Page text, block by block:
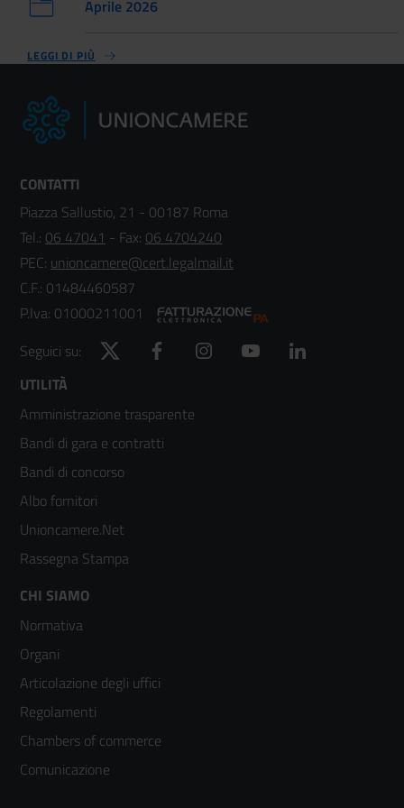
Aprile 2026
LEGGI DI PIÙ
CONTATTI
Piazza Sallustio, 21 - 00187 Roma
Tel.: 06 47041 - Fax: 06 4704240
PEC: unioncamere@cert.legalmail.it
C.F.: 01484460587
P.Iva: 01000211001
Seguici su:
Twitter Facebook Instagram YouTube
Footer
menù
colonna
2
UTILITÀ
Amministrazione trasparente
Bandi di gara e contratti
Bandi di concorso
Albo fornitori
Unioncamere.Net
Rassegna Stampa
Footer
menù
colonna
3
CHI SIAMO
Normativa
Organi
Articolazione degli uffici
Regolamenti
Chambers of commerce
Comunicazione